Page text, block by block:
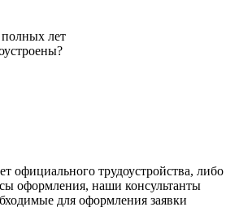
лет
официального трудоустройства, либо
оформления, наши консультанты
для оформления заявки